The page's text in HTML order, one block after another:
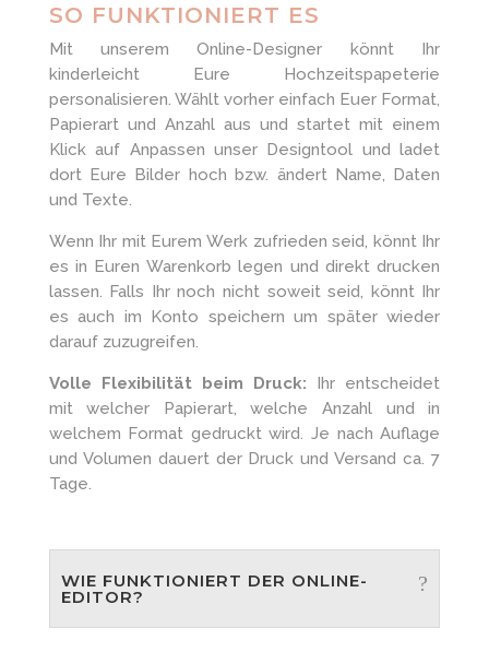
SO FUNKTIONIERT ES
Mit unserem Online-Designer könnt Ihr
kinderleicht Eure Hochzeitspapeterie
personalisieren. Wählt vorher einfach Euer Format,
Papierart und Anzahl aus und startet mit einem
Klick auf Anpassen unser Designtool und ladet
dort Eure Bilder hoch bzw. ändert Name, Daten
und Texte.
Wenn Ihr mit Eurem Werk zufrieden seid, könnt Ihr
es in Euren Warenkorb legen und direkt drucken
lassen. Falls Ihr noch nicht soweit seid, könnt Ihr
es auch im Konto speichern um später wieder
darauf zuzugreifen.
Volle Flexibilität beim Druck: Ihr entscheidet
mit welcher Papierart, welche Anzahl und in
welchem Format gedruckt wird. Je nach Auflage
und Volumen dauert der Druck und Versand ca. 7
Tage.
WIE FUNKTIONIERT DER ONLINE-
EDITOR?